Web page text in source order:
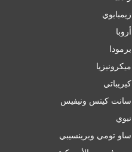
زيمبابوي
أروبا
برمودا
ميكرونيزيا
كيريباتي
سانت كيتس ونيفيس
نيوي
ساو تومي وبرينسيبي